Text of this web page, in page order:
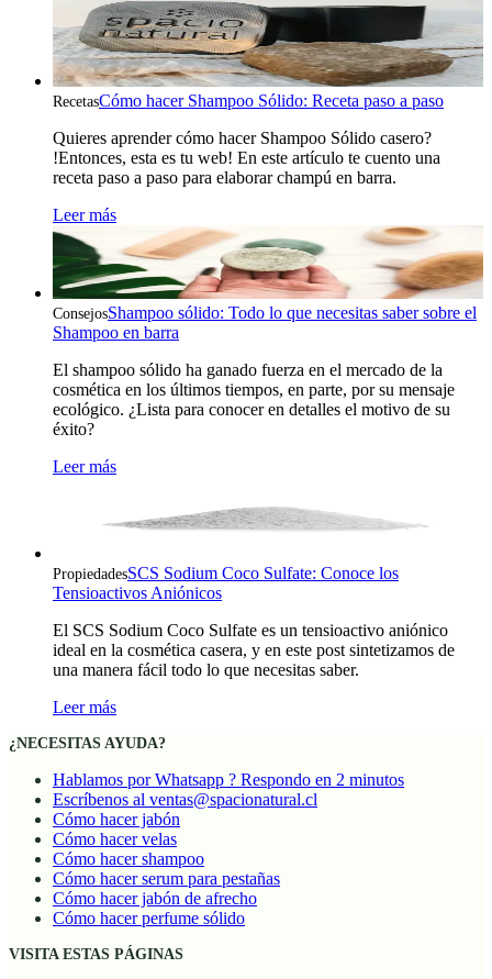
RecetasCómo hacer Shampoo Sólido: Receta paso a paso
Quieres aprender cómo hacer Shampoo Sólido casero?
!Entonces, esta es tu web! En este artículo te cuento una
receta paso a paso para elaborar champú en barra.
Leer más
ConsejosShampoo sólido: Todo lo que necesitas saber sobre el
Shampoo en barra
El shampoo sólido ha ganado fuerza en el mercado de la
cosmética en los últimos tiempos, en parte, por su mensaje
ecológico. ¿Lista para conocer en detalles el motivo de su
éxito?
Leer más
PropiedadesSCS Sodium Coco Sulfate: Conoce los
Tensioactivos Aniónicos
El SCS Sodium Coco Sulfate es un tensioactivo aniónico
ideal en la cosmética casera, y en este post sintetizamos de
una manera fácil todo lo que necesitas saber.
Leer más
¿NECESITAS AYUDA?
Hablamos por Whatsapp ? Respondo en 2 minutos
Escríbenos al ventas@spacionatural.cl
Cómo hacer jabón
Cómo hacer velas
Cómo hacer shampoo
Cómo hacer serum para pestañas
Cómo hacer jabón de afrecho
Cómo hacer perfume sólido
VISITA ESTAS PÁGINAS